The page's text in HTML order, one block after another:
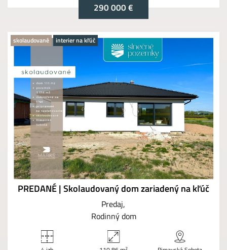
290 000 €
skolaudované interier na kľúč
PREDANÉ | Skolaudovaný dom zariadený na kľúč
Predaj
Rodinný dom
2